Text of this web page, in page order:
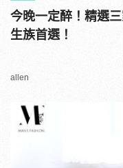
今晚一定醉！精選
生族首選！
allen